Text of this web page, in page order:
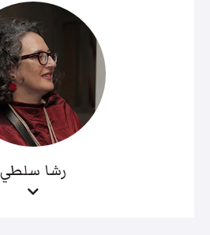
رشا سلطي